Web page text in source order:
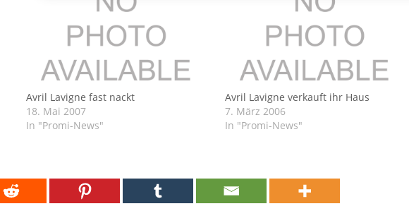
Avril Lavigne fast nackt
18. Mai 2007
In "Promi-News"
Avril Lavigne verkauft ihr Haus
7. März 2006
In "Promi-News"